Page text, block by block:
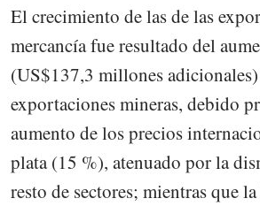
El crecimiento de las de las
mercancía fue resultado del
(US$137,3 millones
exportaciones mineras, debido
aumento de los precios
plata (15 %), atenuado por la
resto de sectores; mientras que